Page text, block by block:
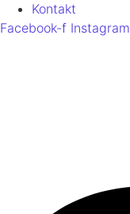
Kontakt
Facebook-f Instagram